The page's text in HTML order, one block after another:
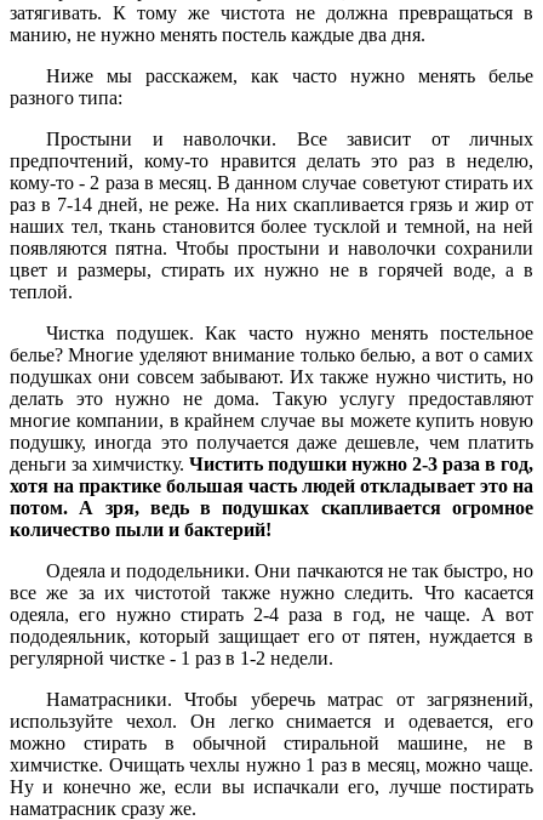
затягивать. К тому же чистота не должна превращаться в
манию, не нужно менять постель каждые два дня.
Ниже мы расскажем, как часто нужно менять белье
разного типа:
Простыни и наволочки. Все зависит от личных
предпочтений, кому-то нравится делать это раз в неделю,
кому-то - 2 раза в месяц. В данном случае советуют стирать их
раз в 7-14 дней, не реже. На них скапливается грязь и жир от
наших тел, ткань становится более тусклой и темной, на ней
появляются пятна. Чтобы простыни и наволочки сохранили
цвет и размеры, стирать их нужно не в горячей воде, а в
теплой.
Чистка подушек. Как часто нужно менять постельное
белье? Многие уделяют внимание только белью, а вот о самих
подушках они совсем забывают. Их также нужно чистить, но
делать это нужно не дома. Такую услугу предоставляют
многие компании, в крайнем случае вы можете купить новую
подушку, иногда это получается даже дешевле, чем платить
деньги за химчистку. Чистить подушки нужно 2-3 раза в год,
хотя на практике большая часть людей откладывает это на
потом. А зря, ведь в подушках скапливается огромное
количество пыли и бактерий!
Одеяла и пододельники. Они пачкаются не так быстро, но
все же за их чистотой также нужно следить. Что касается
одеяла, его нужно стирать 2-4 раза в год, не чаще. А вот
пододеяльник, который защищает его от пятен, нуждается в
регулярной чистке - 1 раз в 1-2 недели.
Наматрасники. Чтобы уберечь матрас от загрязнений,
используйте чехол. Он легко снимается и одевается, его
можно стирать в обычной стиральной машине, не в
химчистке. Очищать чехлы нужно 1 раз в месяц, можно чаще.
Ну и конечно же, если вы испачкали его, лучше постирать
наматрасник сразу же.